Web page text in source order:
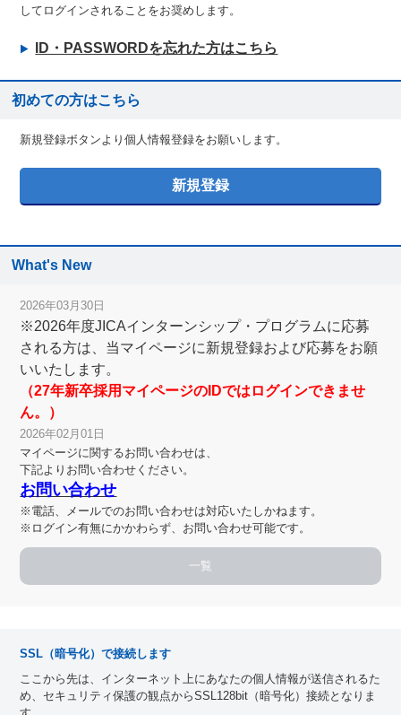
してログインされることをお奨めします。
ID・PASSWORDを忘れた方はこちら
初めての方はこちら
新規登録ボタンより個人情報登録をお願いします。
What's New
2026年03月30日
※2026年度JICAインターンシップ・プログラムに応募
される方は、当マイページに新規登録および応募をお願
いいたします。
（27年新卒採用マイページのIDではログインできませ
ん。）
2026年02月01日
マイページに関するお問い合わせは、
下記よりお問い合わせください。
お問い合わせ
※電話、メールでのお問い合わせは対応いたしかねます。
※ログイン有無にかかわらず、お問い合わせ可能です。
一覧
SSL（暗号化）で接続します
ここから先は、インターネット上にあなたの個人情報が送信されるた
め、セキュリティ保護の観点からSSL128bit（暗号化）接続となりま